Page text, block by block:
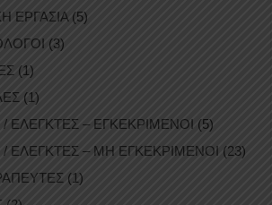
ΕΡΓΑΣΙΑ(5)
(3)
(1)
(1)
/ ΕΛΕΓΚΤΕΣ – ΕΓΚΕΚΡΙΜΕΝΟΙ (5)
/ ΕΛΕΓΚΤΕΣ – ΜΗ ΕΓΚΕΚΡΙΜΕΝΟΙ (23)
(1)